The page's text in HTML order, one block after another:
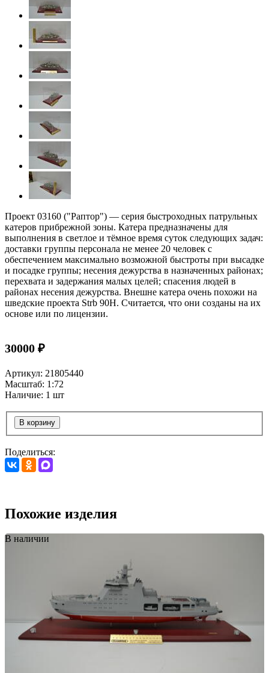
Проект 03160 ("Раптор") — серия быстроходных патрульных
катеров прибрежной зоны. Катера предназначены для
выполнения в светлое и тёмное время суток следующих задач:
доставки группы персонала не менее 20 человек с
обеспечением максимально возможной быстроты при высадке
и посадке группы; несения дежурства в назначенных районах;
перехвата и задержания малых целей; спасения людей в
районах несения дежурства. Внешне катера очень похожи на
шведские проекта Strb 90H. Считается, что они созданы на их
основе или по лицензии.
30000 ₽
Артикул: 21805440
Масштаб: 1:72
Наличие: 1 шт
В корзину
Поделиться:
Похожие изделия
В наличии